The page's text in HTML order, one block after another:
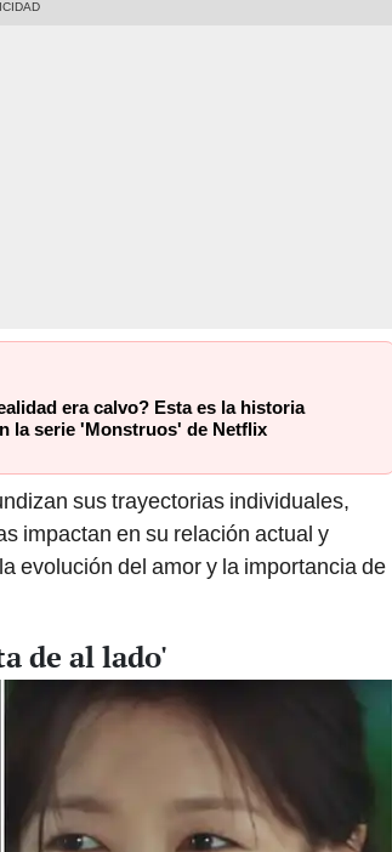
era calvo? Esta es la historia
la serie 'Monstruos' de Netflix
sus trayectorias individuales,
impactan en su relación actual y
evolución del amor y la importancia de
de al lado'